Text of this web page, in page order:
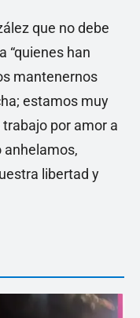
que no debe
“quienes han
mantenernos
estamos muy
por amor a
anhelamos,
libertad y